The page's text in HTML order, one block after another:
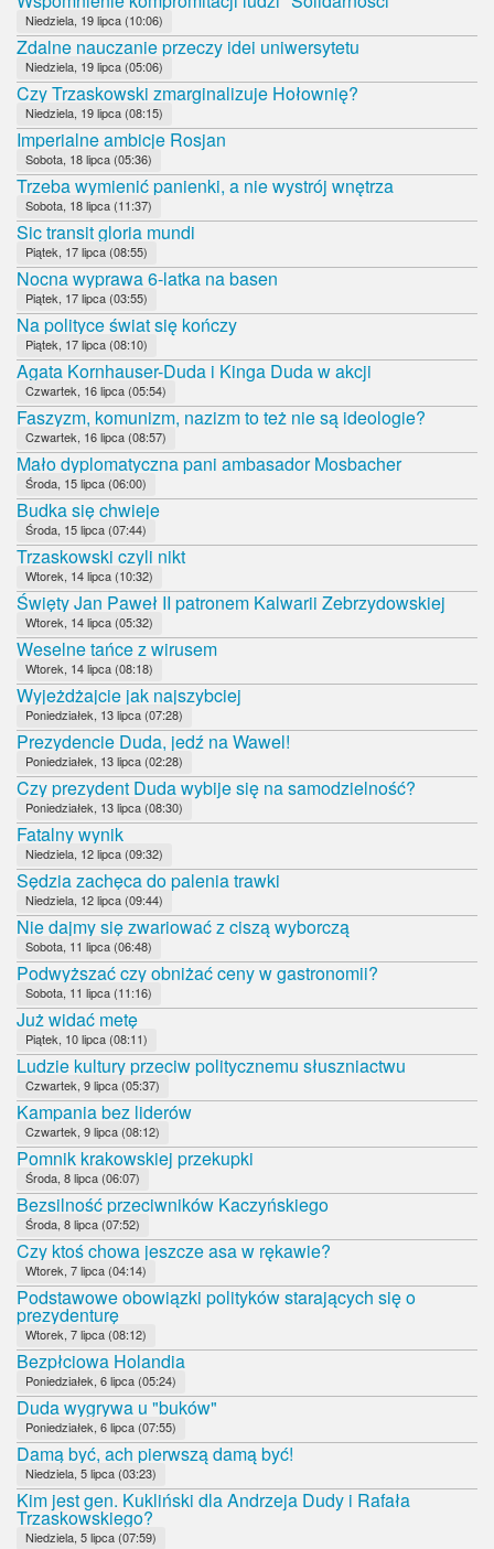
Niedziela, 19 lipca (10:06)
Zdalne nauczanie przeczy idei uniwersytetu
Niedziela, 19 lipca (05:06)
Czy Trzaskowski zmarginalizuje Hołownię?
Niedziela, 19 lipca (08:15)
Imperialne ambicje Rosjan
Sobota, 18 lipca (05:36)
Trzeba wymienić panienki, a nie wystrój wnętrza
Sobota, 18 lipca (11:37)
Sic transit gloria mundi
Piątek, 17 lipca (08:55)
Nocna wyprawa 6-latka na basen
Piątek, 17 lipca (03:55)
Na polityce świat się kończy
Piątek, 17 lipca (08:10)
Agata Kornhauser-Duda i Kinga Duda w akcji
Czwartek, 16 lipca (05:54)
Faszyzm, komunizm, nazizm to też nie są ideologie?
Czwartek, 16 lipca (08:57)
Mało dyplomatyczna pani ambasador Mosbacher
Środa, 15 lipca (06:00)
Budka się chwieje
Środa, 15 lipca (07:44)
Trzaskowski czyli nikt
Wtorek, 14 lipca (10:32)
Święty Jan Paweł II patronem Kalwarii Zebrzydowskiej
Wtorek, 14 lipca (05:32)
Weselne tańce z wirusem
Wtorek, 14 lipca (08:18)
Wyjeżdżajcie jak najszybciej
Poniedziałek, 13 lipca (07:28)
Prezydencie Duda, jedź na Wawel!
Poniedziałek, 13 lipca (02:28)
Czy prezydent Duda wybije się na samodzielność?
Poniedziałek, 13 lipca (08:30)
Fatalny wynik
Niedziela, 12 lipca (09:32)
Sędzia zachęca do palenia trawki
Niedziela, 12 lipca (09:44)
Nie dajmy się zwariować z ciszą wyborczą
Sobota, 11 lipca (06:48)
Podwyższać czy obniżać ceny w gastronomii?
Sobota, 11 lipca (11:16)
Już widać metę
Piątek, 10 lipca (08:11)
Ludzie kultury przeciw politycznemu słuszniactwu
Czwartek, 9 lipca (05:37)
Kampania bez liderów
Czwartek, 9 lipca (08:12)
Pomnik krakowskiej przekupki
Środa, 8 lipca (06:07)
Bezsilność przeciwników Kaczyńskiego
Środa, 8 lipca (07:52)
Czy ktoś chowa jeszcze asa w rękawie?
Wtorek, 7 lipca (04:14)
Podstawowe obowiązki polityków starających się o
prezydenturę
Wtorek, 7 lipca (08:12)
Bezpłciowa Holandia
Poniedziałek, 6 lipca (05:24)
Duda wygrywa u "buków"
Poniedziałek, 6 lipca (07:55)
Damą być, ach pierwszą damą być!
Niedziela, 5 lipca (03:23)
Kim jest gen. Kukliński dla Andrzeja Dudy i Rafała
Trzaskowskiego?
Niedziela, 5 lipca (07:59)